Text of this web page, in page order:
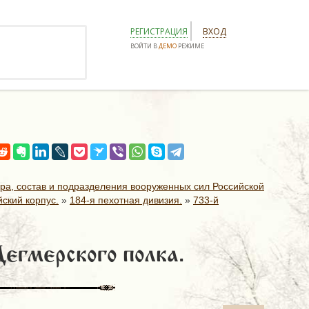
РЕГИСТРАЦИЯ ВХОД
ВОЙТИ ВДЕМО РЕЖИМЕ
состав и подразделения вооруженных сил Российской
корпус. » 184-я пехотная дивизия. » 733-й
полка.